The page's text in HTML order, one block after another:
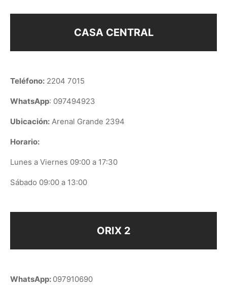
CASA CENTRAL
Teléfono: 2204 7015
WhatsApp: 097494923
Ubicación: Arenal Grande 2394
Horario:
Lunes a Viernes 09:00 a 17:30
Sábado 09:00 a 13:00
ORIX 2
WhatsApp: 097910690